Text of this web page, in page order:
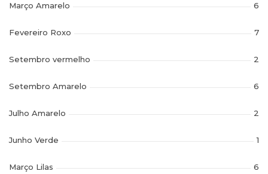
Março Amarelo 6
Fevereiro Roxo 7
Setembro vermelho 2
Setembro Amarelo 6
Julho Amarelo 2
Junho Verde 1
Março Lilas 6